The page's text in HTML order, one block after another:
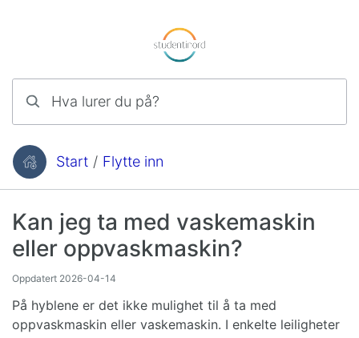
Du er her:Start / Flytte inn
Kan jeg ta med vaskemaskin
eller oppvaskmaskin?
Oppdatert 2026-04-14
På hyblene er det ikke mulighet til å ta med
oppvaskmaskin eller vaskemaskin. I enkelte leiligheter